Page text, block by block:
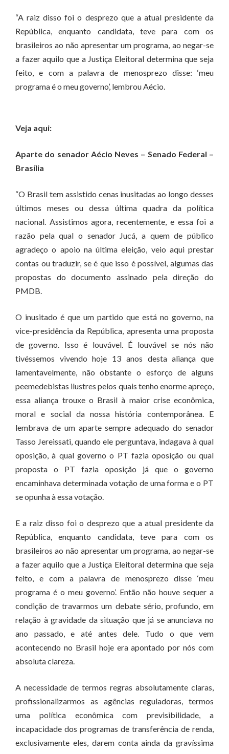
“A raiz disso foi o desprezo que a atual presidente da
República, enquanto candidata, teve para com os
brasileiros ao não apresentar um programa, ao negar-se
a fazer aquilo que a Justiça Eleitoral determina que seja
feito, e com a palavra de menosprezo disse: ‘meu
programa é o meu governo’, lembrou Aécio.
Veja aqui:
Aparte do senador Aécio Neves – Senado Federal –
Brasília
“O Brasil tem assistido cenas inusitadas ao longo desses
últimos meses ou dessa última quadra da política
nacional. Assistimos agora, recentemente, e essa foi a
razão pela qual o senador Jucá, a quem de público
agradeço o apoio na última eleição, veio aqui prestar
contas ou traduzir, se é que isso é possível, algumas das
propostas do documento assinado pela direção do
PMDB.
O inusitado é que um partido que está no governo, na
vice-presidência da República, apresenta uma proposta
de governo. Isso é louvável. É louvável se nós não
tivéssemos vivendo hoje 13 anos desta aliança que
lamentavelmente, não obstante o esforço de alguns
peemedebistas ilustres pelos quais tenho enorme apreço,
essa aliança trouxe o Brasil à maior crise econômica,
moral e social da nossa história contemporânea. E
lembrava de um aparte sempre adequado do senador
Tasso Jereissati, quando ele perguntava, indagava à qual
oposição, à qual governo o PT fazia oposição ou qual
proposta o PT fazia oposição já que o governo
encaminhava determinada votação de uma forma e o PT
se opunha à essa votação.
E a raiz disso foi o desprezo que a atual presidente da
República, enquanto candidata, teve para com os
brasileiros ao não apresentar um programa, ao negar-se
a fazer aquilo que a Justiça Eleitoral determina que seja
feito, e com a palavra de menosprezo disse ‘meu
programa é o meu governo’. Então não houve sequer a
condição de travarmos um debate sério, profundo, em
relação à gravidade da situação que já se anunciava no
ano passado, e até antes dele. Tudo o que vem
acontecendo no Brasil hoje era apontado por nós com
absoluta clareza.
A necessidade de termos regras absolutamente claras,
profissionalizarmos as agências reguladoras, termos
uma política econômica com previsibilidade, a
incapacidade dos programas de transferência de renda,
exclusivamente eles, darem conta ainda da gravíssima